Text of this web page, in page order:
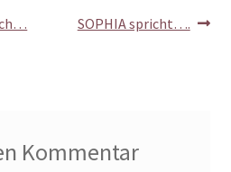
Nächster
SOPHIA spricht….
Kommentar